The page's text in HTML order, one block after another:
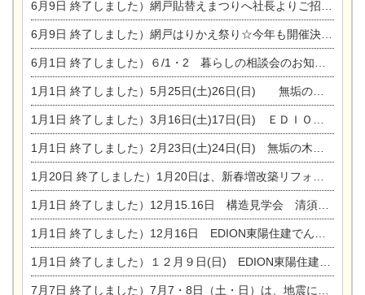
6月9日 終了しました）網戸貼替えまつりへ社長よりご招待です♪
6月9日 終了しました）網戸はりかえ祭り☆今年も開催決定！
6月1日 終了しました）６/1・2 暮らしの相談会のお知らせ
1月1日 終了しました）5月25日(土)26日(日) 無垢の木の家体感見学会開催☆
1月1日 終了しました）3月16日(土)17日(日) ＥＤＩＯＮ東陽住建でんき館 総決算まつり
1月1日 終了しました）2月23日(土)24日(日) 無垢の木の家 完成見学会
1月20日 終了しました）1月20日は、新春増改築リフォームまつり＆家の修理祭り＆家電まつりです。
1月1日 終了しました）12月15.16日 構造見学会 清須市西枇杷島町弁天
1月1日 終了しました）12月16日 EDION東陽住建でんき OPEN第二弾イベント！！
1月1日 終了しました）１２月９日(日) EDION東陽住建でんき館プレＯＰＥＮ！＆家の修理まつり
7月7日 終了しました）7月7・8日（土・日）は、地震に強くて安心！暮らしを楽しむ東濃ひのきの平屋の家体験見学会を開催します。ぜひお越しください。